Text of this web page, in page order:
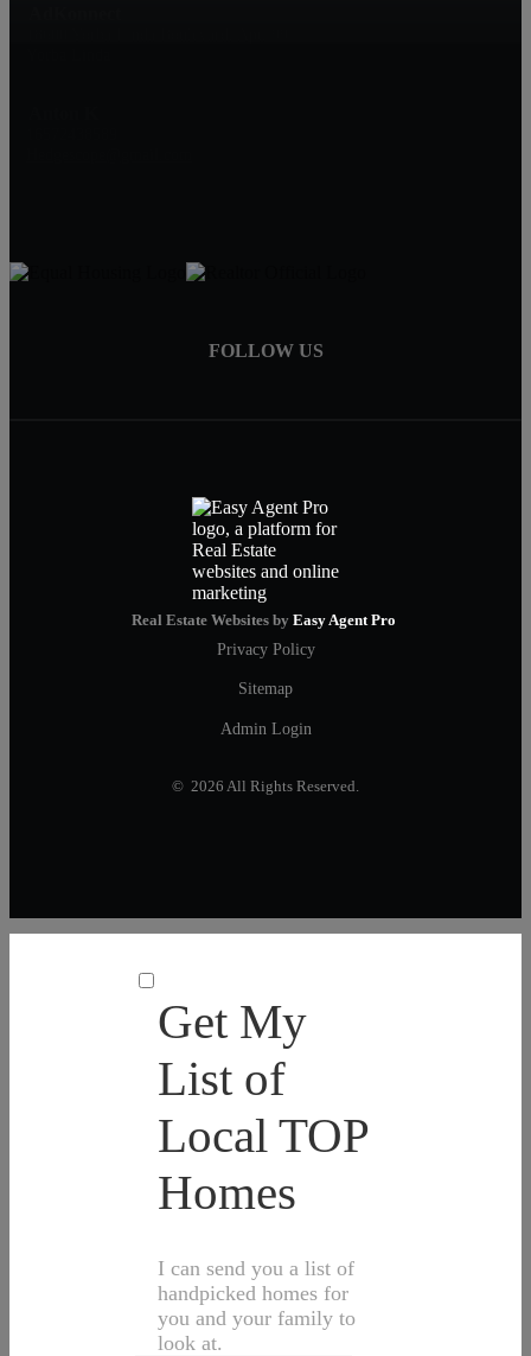
FOLLOW US
Real Estate Websites by Easy Agent Pro
Privacy Policy
Sitemap
Admin Login
© 2026 All Rights Reserved.
Get My
List of
Local TOP
Homes
I can send you a list of
handpicked homes for
you and your family to
look at.